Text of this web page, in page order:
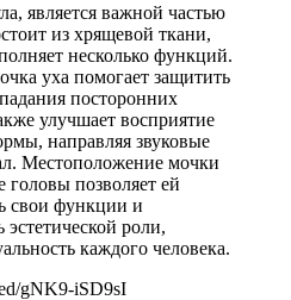
является важной частью
из хрящевой ткани,
несколько функций.
уха помогает защитить
посторонних
улучшает восприятие
направляя звуковые
Местоположение мочки
головы позволяет ей
свои функции и
роли,
каждого человека.
gNK9-iSD9sI